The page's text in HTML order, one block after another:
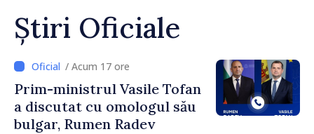
Știri Oficiale
/ Acum 17 ore
Prim-ministrul Vasile Tofan
a discutat cu omologul său
bulgar, Rumen Radev